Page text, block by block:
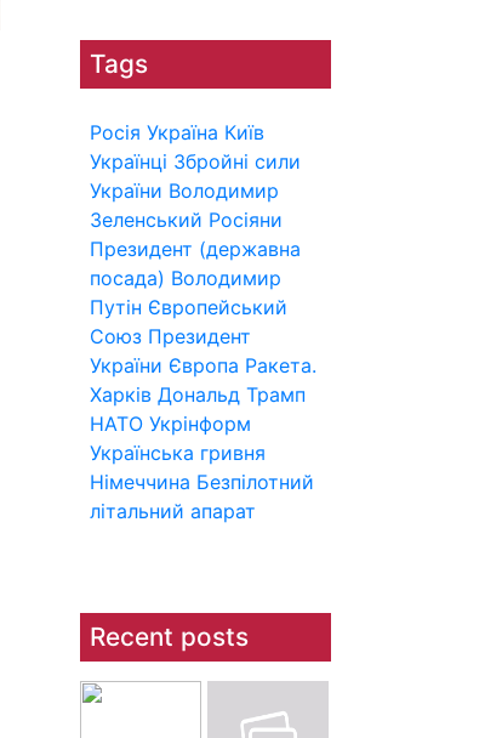
Tags
Росія Україна Київ
Українці Збройні сили
України Володимир
Зеленський Росіяни
Президент (державна
посада) Володимир
Путін Європейський
Союз Президент
України Європа Ракета.
Харків Дональд Трамп
НАТО Укрінформ
Українська гривня
Німеччина Безпілотний
літальний апарат
Recent posts